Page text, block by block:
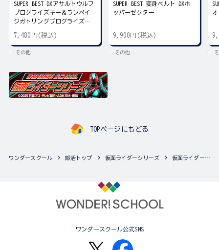
SUPER BEST DXアサルトウルフ
プログライズキー＆ランペイ
ジガトリングプログライズキ
7,480円(税込)
その他
SUPER BEST 変身ベルト DXホ
ッパーゼクター
9,900円(税込)
その他
TOPページにもどる
ワンダースクール 部活トップ 仮面ライダーシリーズ 仮面ライダーシリーズの最新商品一覧
ワンダースクール公式SNS